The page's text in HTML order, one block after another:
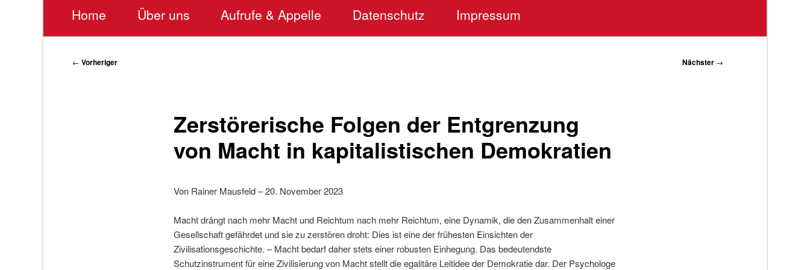
Home Über uns Aufrufe & Appelle Datenschutz Impressum
Beitragsnavigation
← Vorheriger Nächster →
Zerstörerische Folgen der Entgrenzung
von Macht in kapitalistischen Demokratien
Von Rainer Mausfeld – 20. November 2023
Macht drängt nach mehr Macht und Reichtum nach mehr Reichtum, eine Dynamik, die den Zusammenhalt einer
Gesellschaft gefährdet und sie zu zerstören droht: Dies ist eine der frühesten Einsichten der
Zivilisationsgeschichte. – Macht bedarf daher stets einer robusten Einhegung. Das bedeutendste
Schutzinstrument für eine Zivilisierung von Macht stellt die egalitäre Leitidee der Demokratie dar. Der Psychologe